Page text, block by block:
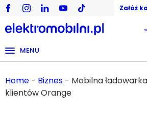
Załóż
MENU
Home - Biznes - Mobilna
klientów Orange